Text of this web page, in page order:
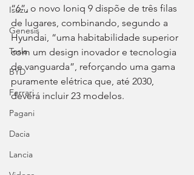
Isuzu
Genesis
Tesla
BYD
Ferrari
Pagani
Dacia
Lancia
“6”, o novo Ioniq 9 dispõe de três filas
de lugares, combinando, segundo a
Hyundai, “uma habitabilidade superior
com um design inovador e tecnologia
de vanguarda”, reforçando uma gama
puramente elétrica que, até 2030,
deverá incluir 23 modelos.